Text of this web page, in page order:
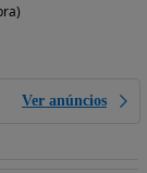
Ver anúncios